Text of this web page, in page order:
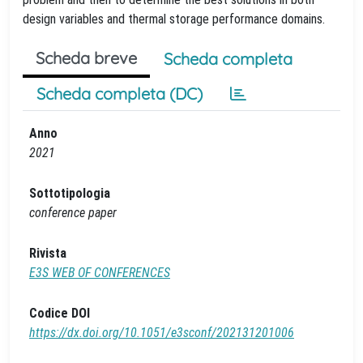
design variables and thermal storage performance domains.
Scheda breve
Scheda completa
Scheda completa (DC)
Anno
2021
Sottotipologia
conference paper
Rivista
E3S WEB OF CONFERENCES
Codice DOI
https://dx.doi.org/10.1051/e3sconf/202131201006